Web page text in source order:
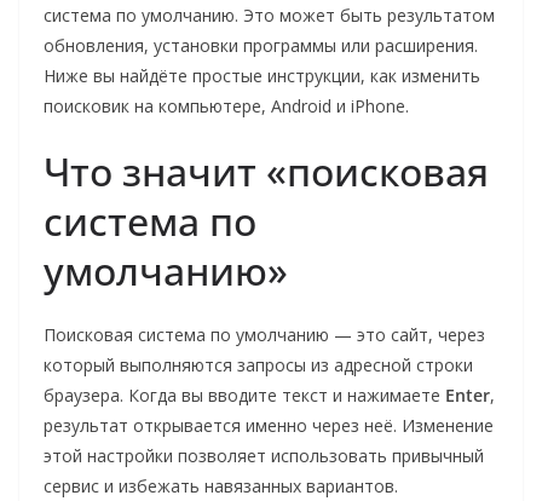
система по умолчанию. Это может быть результатом
обновления, установки программы или расширения.
Ниже вы найдёте простые инструкции, как изменить
поисковик на компьютере, Android и iPhone.
Что значит «поисковая
система по
умолчанию»
Поисковая система по умолчанию — это сайт, через
который выполняются запросы из адресной строки
браузера. Когда вы вводите текст и нажимаете Enter,
результат открывается именно через неё. Изменение
этой настройки позволяет использовать привычный
сервис и избежать навязанных вариантов.